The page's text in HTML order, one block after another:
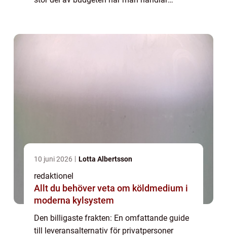
10 juni 2026 Lotta Albertsson
redaktionel
Allt du behöver veta om köldmedium i
moderna kylsystem
Den billigaste frakten: En omfattande guide
till leveransalternativ för privatpersoner